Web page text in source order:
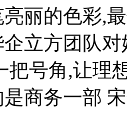
亮丽的色彩,
立方团队
把号角,让理
商务一部